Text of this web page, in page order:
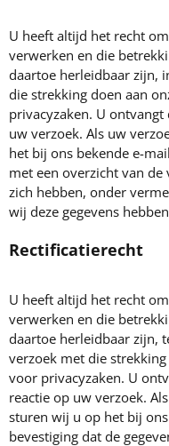
U heeft altijd het recht
verwerken en die
daartoe herleidbaar zijn,
die strekking doen aan
privacyzaken. U
uw verzoek. Als uw
het bij ons bekende e-
met een overzicht van de
zich hebben, onder
wij deze gegevens
Rectificatierecht
U heeft altijd het recht
verwerken en die
daartoe herleidbaar zijn,
verzoek met die
voor privacyzaken. U
reactie op uw verzoek.
sturen wij u op het bij
bevestiging dat de